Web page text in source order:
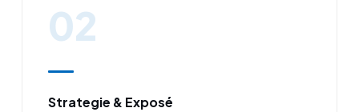
02
Strategie & Exposé